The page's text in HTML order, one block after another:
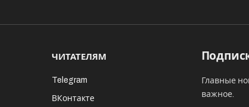
ЧИТАТЕЛЯМ
Telegram
ВКонтакте
Главные
важное.